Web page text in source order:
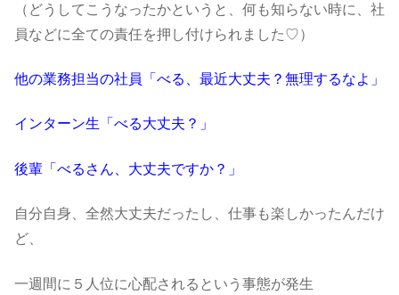
（どうしてこうなったかというと、何も知らない時に、社
員などに全ての責任を押し付けられました♡）
他の業務担当の社員「べる、最近大丈夫？無理するなよ」
インターン生「べる大丈夫？」
後輩「べるさん、大丈夫ですか？」
自分自身、全然大丈夫だったし、仕事も楽しかったんだけ
ど、
一週間に５人位に心配されるという事態が発生